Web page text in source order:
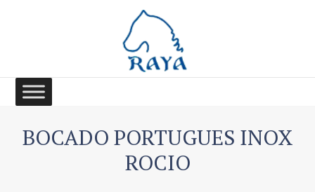
BOCADO PORTUGUES INOX
ROCIO